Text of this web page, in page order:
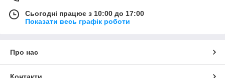
Сьогодні працює з 10:00 до 17:00
Показати весь графік роботи
Про нас